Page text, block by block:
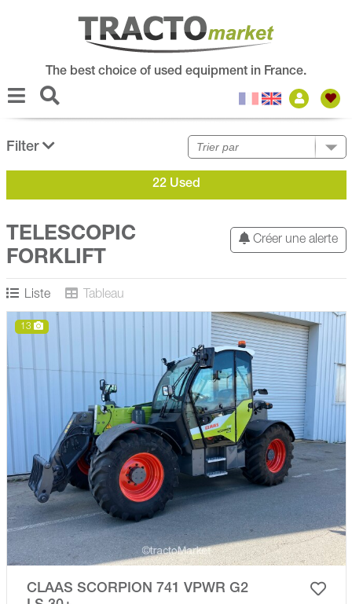
The best choice of used equipment in France.
Filter
22 Used
Créer une alerte
TELESCOPIC
FORKLIFT
Liste Tableau
13
CLAAS SCORPION 741 VPWR G2